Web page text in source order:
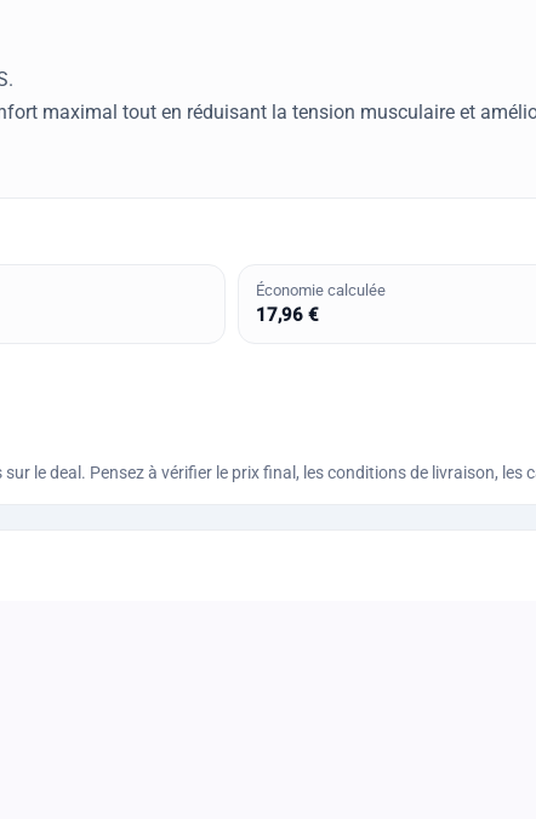
maximal tout en réduisant la tension musculaire et
Économie calculée
17,96 €
le deal. Pensez à vérifier le prix final, les conditions de livraison,